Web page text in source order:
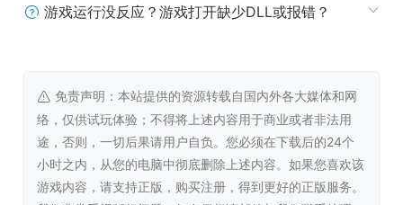
3000, 4000, 5000 or 6000 series, with ATI
compatible with 512 MB RAM (NVIDIA
GeForce 8, 9, 200, 300, 400 or 500 series
with NVIDIA GeForce 8800 GT or higher
performance)
DirectX 版本:
10
存储空间:需要 20 GB 可用空间
游戏运行没反应？游戏打开缺少DLL或报错？
免责声明：本站提供的资源转载自国内外各大媒体和网
络，仅供试玩体验；不得将上述内容用于商业或者非法用
途，否则，一切后果请用户自负。您必须在下载后的24个
小时之内，从您的电脑中彻底删除上述内容。如果您喜欢该
游戏内容，请支持正版，购买注册，得到更好的正版服务。